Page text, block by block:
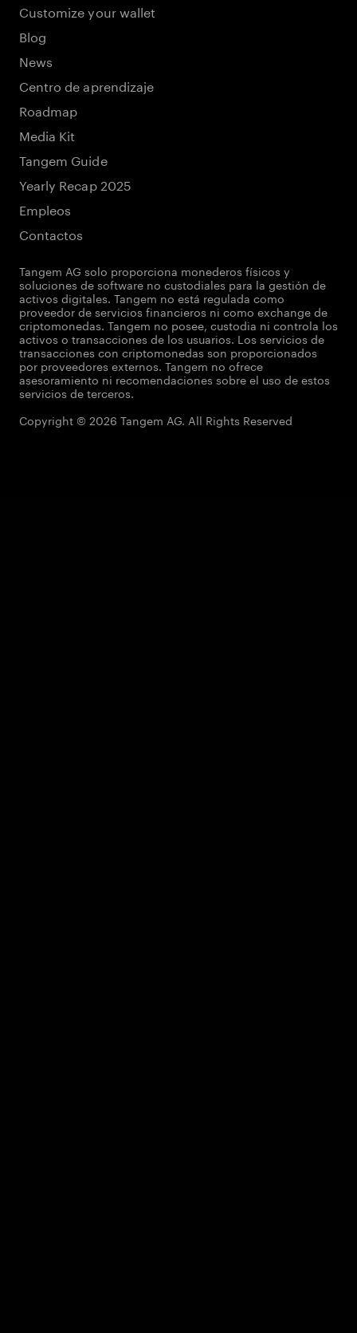
Customize your wallet
Blog
News
Centro de aprendizaje
Roadmap
Media Kit
Tangem Guide
Yearly Recap 2025
Empleos
Contactos
Tangem AG solo proporciona monederos físicos y
soluciones de software no custodiales para la gestión de
activos digitales. Tangem no está regulada como
proveedor de servicios financieros ni como exchange de
criptomonedas. Tangem no posee, custodia ni controla los
activos o transacciones de los usuarios. Los servicios de
transacciones con criptomonedas son proporcionados
por proveedores externos. Tangem no ofrece
asesoramiento ni recomendaciones sobre el uso de estos
servicios de terceros.